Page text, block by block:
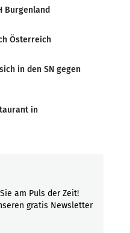
Burgenland
Österreich
in den SN gegen
in
am Puls der Zeit!
gratis Newsletter